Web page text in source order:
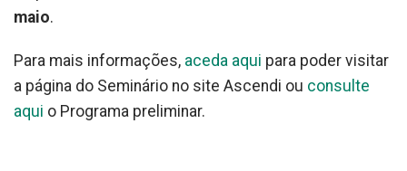
maio.
Para mais informações, aceda aqui para poder visitar
a página do Seminário no site Ascendi ou consulte
aqui o Programa preliminar.